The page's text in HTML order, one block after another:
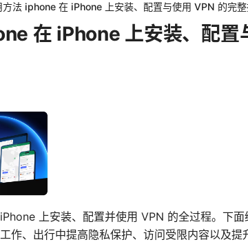
法 iphone 在 iPhone 上安装、配置与使用 VPN 的完
在 iPhone 上安装、配置
上安装、配置并使用 VPN 的全过程。下面
作、出行中提高隐私保护、访问受限内容以及提